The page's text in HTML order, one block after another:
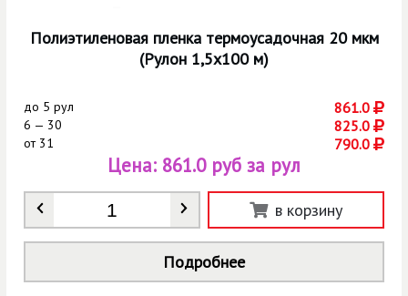
Полиэтиленовая пленка термоусадочная 20 мкм
(Рулон 1,5х100 м)
до 5 рул 861.0
6 — 30 825.0
от31 790.0
Количество
Цена: 861.0 руб за рул
в корзину
Подробнее